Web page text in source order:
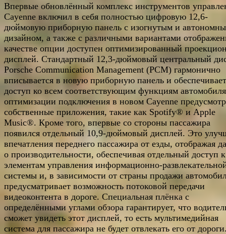
Впервые обновлённый комплекс инструментов
Cayenne включил в себя полностью цифровую 12,6-
дюймовую приборную панель с изогнутым и
дизайном, а также с различными вариантами
качестве опции доступен оптимизированный
дисплей. Стандартный 12,3-дюймовый центральный
Porsche Communication Management (PCM) гармонично
вписывается в новую приборную панель и обеспечивает
доступ ко всем соответствующим функциям
оптимизации подключения в новом Cayenne
собственные приложения, такие как Spotify® и Apple
Music®. Кроме того, впервые со стороны пассажира
появился отдельный 10,9-дюймовый дисплей. Это
впечатления переднего пассажира от езды, отображая
о производительности, обеспечивая отдельный доступ к
элементам управления информационно-
системы и, в зависимости от страны продажи
предусматривает возможность потоковой передачи
видеоконтента в дороге. Специальная плёнка с
определёнными углами обзора гарантирует, что
сможет увидеть этот дисплей, то есть мультимедийная
система для пассажира не будет отвлекать его от